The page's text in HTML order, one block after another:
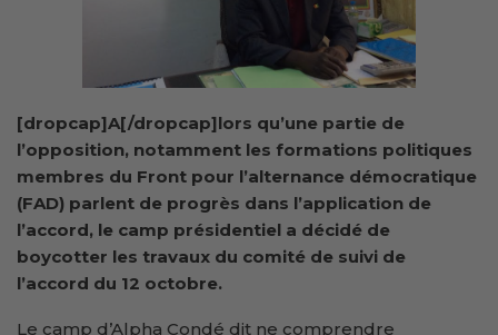
[dropcap]A[/dropcap]lors qu’une partie de
l’opposition, notamment les formations politiques
membres du Front pour l’alternance démocratique
(FAD) parlent de progrès dans l’application de
l’accord, le camp présidentiel a décidé de
boycotter les travaux du comité de suivi de
l’accord du 12 octobre.
Le camp d’Alpha Condé dit ne comprendre